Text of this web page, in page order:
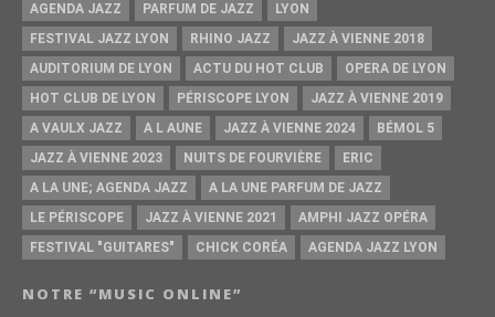
AGENDA JAZZ
PARFUM DE JAZZ
LYON
FESTIVAL JAZZ LYON
RHINO JAZZ
JAZZ À VIENNE 2018
AUDITORIUM DE LYON
ACTU DU HOT CLUB
OPERA DE LYON
HOT CLUB DE LYON
PÉRISCOPE LYON
JAZZ À VIENNE 2019
A VAULX JAZZ
A L AUNE JAZZ À VIENNE 2024
BÉMOL 5
JAZZ À VIENNE 2023
NUITS DE FOURVIÈRE
ERIC
A LA UNE; AGENDA JAZZ
A LA UNE PARFUM DE JAZZ
LE PÉRISCOPE
JAZZ À VIENNE 2021
AMPHI JAZZ OPÉRA
FESTIVAL "GUITARES"
CHICK CORÉA AGENDA JAZZ LYON
NOTRE “MUSIC ONLINE”